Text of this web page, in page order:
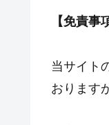
【免責事
当サイト
おります